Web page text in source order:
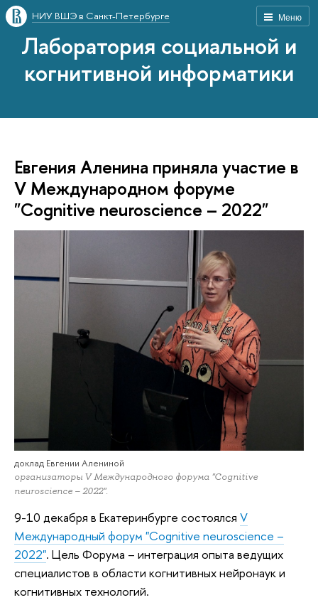
Меню
НИУ ВШЭ в Санкт-Петербурге
Лаборатория социальной и
когнитивной информатики
Евгения Аленина приняла участие в
V Международном форуме
"Cognitive neuroscience – 2022"
доклад Евгении Алениной
организаторы V Международного форума "Cognitive
neuroscience – 2022".
9-10 декабря в Екатеринбурге состоялся V
Международный форум "Cognitive neuroscience –
2022". Цель Форума – интеграция опыта ведущих
специалистов в области когнитивных нейронаук и
когнитивных технологий.